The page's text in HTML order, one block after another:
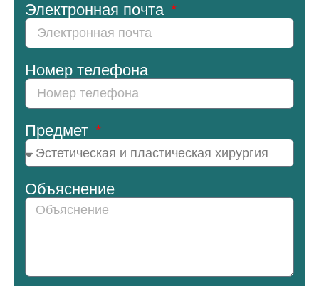
Электронная почта
Номер телефона
Предмет
Объяснение